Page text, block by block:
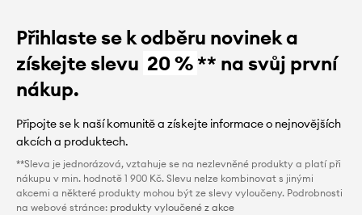
Přihlaste se k odběru novinek a
získejte slevu 20 %** na svůj první
nákup.
Připojte se k naší komunitě a získejte informace o nejnovějších
akcích a produktech.
**Sleva je jednorázová, vztahuje se na nezlevněné produkty a platí při
nákupu v min. hodnotě 1 900 Kč. Slevu nelze kombinovat s jinými
akcemi a některé produkty mohou být ze slevy vyloučeny. Podrobnosti
na webové stránce: produkty vyloučené z akce